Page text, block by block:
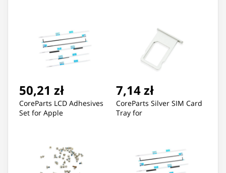
50,21 zł
CoreParts LCD Adhesives
Set for Apple
7,14 zł
CoreParts Silver SIM Card
Tray for